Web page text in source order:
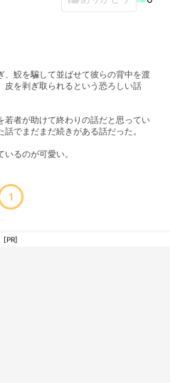
、鮫を騙して並ばせて彼らの背中を渡
皮を剥ぎ取られるという恐ろしい話
若者が助けて終わりの話だと思ってい
でまだまだ続きがある話だった。
るのが可愛い。
1
[PR]